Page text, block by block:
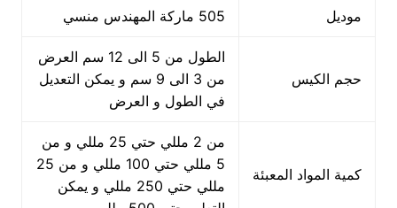
موديل 505 ماركة المهندس منسي
حجم الكيس
الطول من 5 الى 12 سم العرض
من 3 الى 9 سم و يمكن التعديل
في الطول و العرض
كمية المواد المعبئة
من 2 مللي حتي 25 مللي و من
5 مللي حتي 100 مللي و من 25
مللي حتي 250 مللي و يمكن